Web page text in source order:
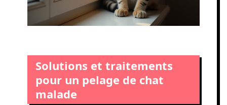
Solutions et traitements
pour un pelage de chat
malade